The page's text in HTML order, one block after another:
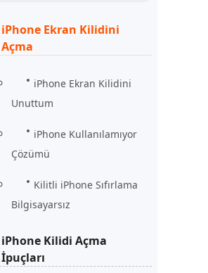
Daha Fazla Faydalı İpuçları
Daha Fazla Faydalı İpuçları
iPhone Ekran Kilidini
Açma
iPhone Ekran Kilidini
Unuttum
iPhone Kullanılamıyor
Çözümü
Kilitli iPhone Sıfırlama
Bilgisayarsız
iPhone Kilidi Açma
İpuçları